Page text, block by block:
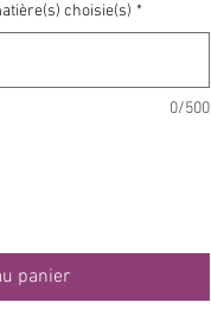
choisie(s) *
0/500
panier